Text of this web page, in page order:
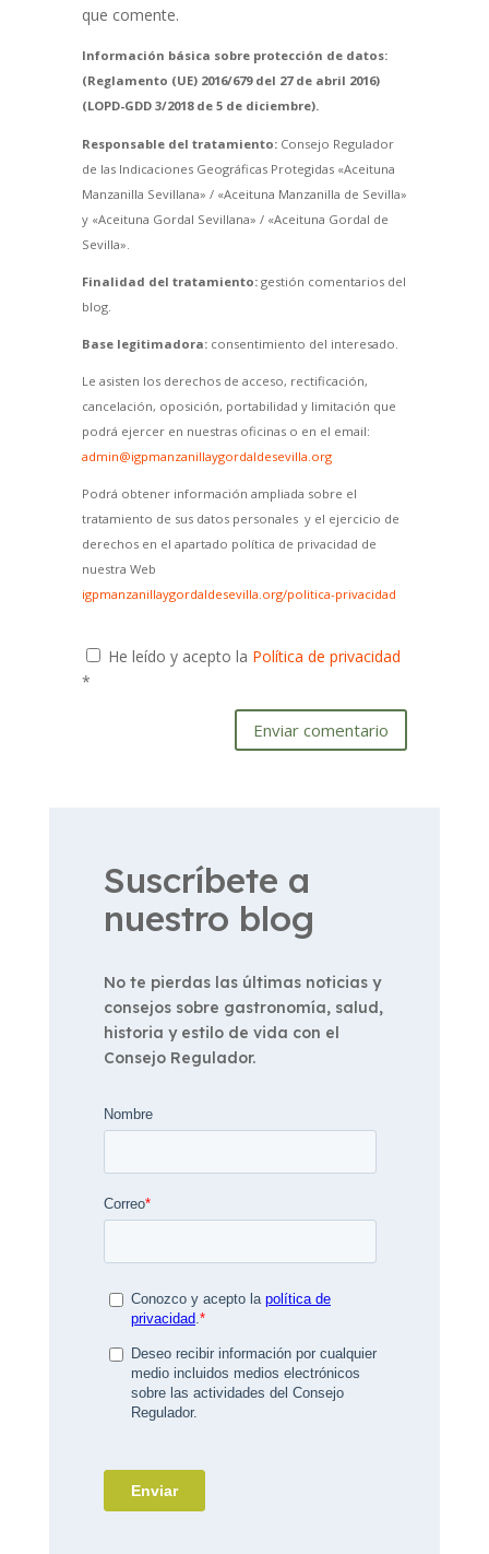
que comente.
Información básica sobre protección de datos:
(Reglamento (UE) 2016/679 del 27 de abril 2016)
(LOPD-GDD 3/2018 de 5 de diciembre).
Responsable del tratamiento:Consejo Regulador
de las Indicaciones Geográficas Protegidas «Aceituna
Manzanilla Sevillana» / «Aceituna Manzanilla de Sevilla»
y «Aceituna Gordal Sevillana» / «Aceituna Gordal de
Sevilla».
Finalidad del tratamiento:gestión comentarios del
blog.
Base legitimadora:consentimiento del interesado.
Le asisten los derechos de acceso, rectificación,
cancelación, oposición, portabilidad y limitación que
podrá ejercer en nuestras oficinas o en el email:
admin@igpmanzanillaygordaldesevilla.org
Podrá obtener información ampliada sobre el
tratamiento de sus datos personales y el ejercicio de
derechos en el apartado política de privacidad de
nuestra Web
igpmanzanillaygordaldesevilla.org/politica-privacidad
He leído y acepto la Política de privacidad
*
Enviar comentario
Suscríbete a
nuestro blog
No te pierdas las últimas noticias y
consejos sobre gastronomía, salud,
historia y estilo de vida con el
Consejo Regulador.